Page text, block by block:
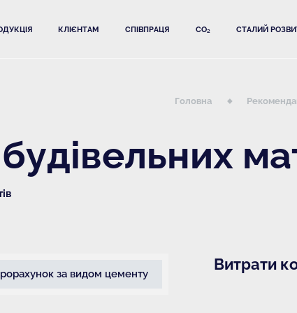
КЛІЄНТАМ СПІВПРАЦЯ CO₂ СТАЛИЙ
Головна
за видом цементу
Витрати